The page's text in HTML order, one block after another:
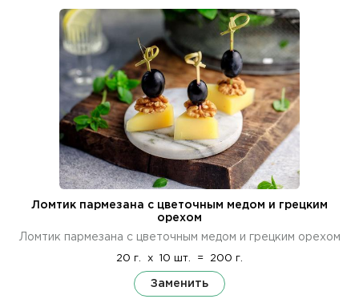
Ломтик пармезана с цветочным медом и грецким
орехом
Ломтик пармезана с цветочным медом и грецким орехом
20 г. x 10 шт. = 200 г.
Заменить